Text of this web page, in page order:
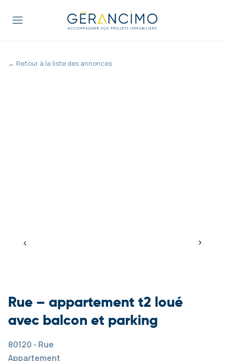
← Retour à la liste des annonces
Rue – appartement t2 loué
avec balcon et parking
80120 - Rue
Appartement